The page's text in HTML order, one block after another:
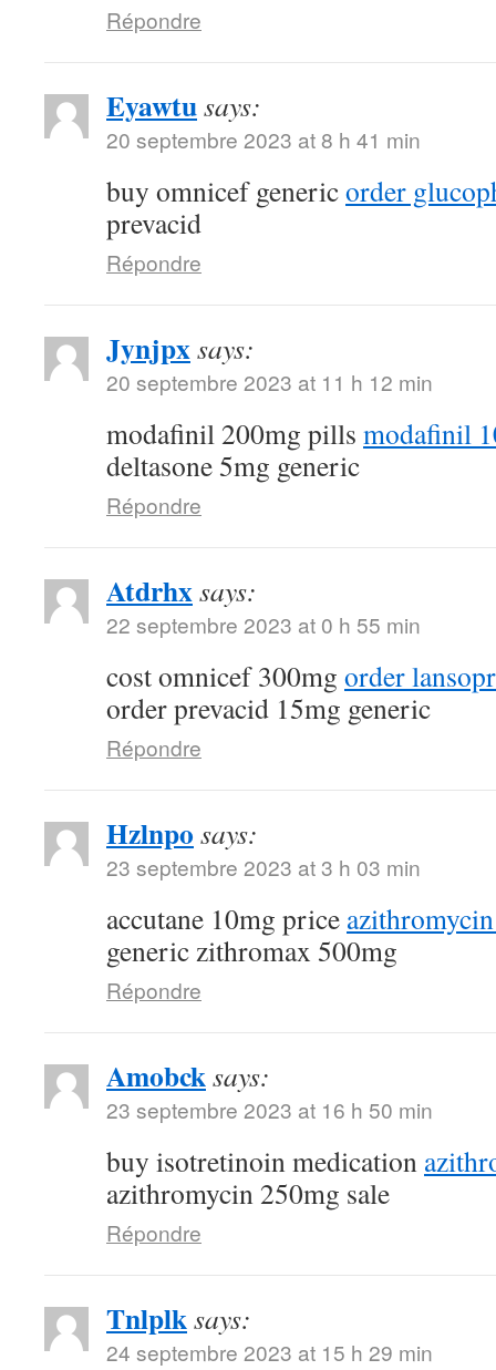
Répondre
Eyawtusays:
20 septembre 2023 at 8 h 41 min
buy omnicef genericorder
prevacid
Répondre
Jynjpxsays:
20 septembre 2023 at 11 h 12 min
modafinil 200mg pills modafinil
deltasone 5mg generic
Répondre
Atdrhxsays:
22 septembre 2023 at 0 h 55 min
cost omnicef 300mg order
order prevacid 15mg generic
Répondre
Hzlnpo says:
23 septembre 2023 at 3 h 03 min
accutane 10mg price
generic zithromax 500mg
Répondre
Amobcksays:
23 septembre 2023 at 16 h 50 min
buy isotretinoin medication
azithromycin 250mg sale
Répondre
Tnlplksays:
24 septembre 2023 at 15 h 29 min